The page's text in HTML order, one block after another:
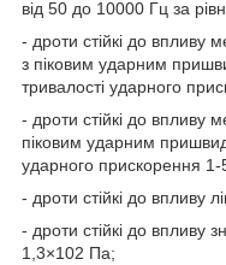
від 50 до 10000 Гц за
- дроти стійкі до впливу
з піковим ударним
тривалості ударного
- дроти стійкі до впливу
піковим ударним
ударного прискорення
- дроти стійкі до впливу
- дроти стійкі до впливу
1,3×102 Па;